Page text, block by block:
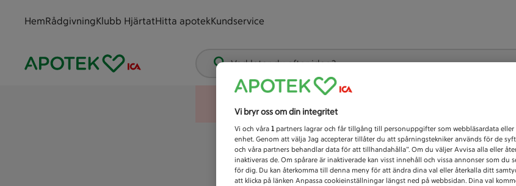
HemRådgivningKlubb HjärtatHitta apotekKundservice
Vad letar du efter idag?
Vi bryr oss om din integritet
Vi och våra 1 partners lagrar och får tillgång till personuppgifter som webbläsardata
enhet. Genom att välja Jag accepterar tillåter du att spårningstekniker används för de
och våra partners behandlar data för att tillhandahålla”. Om du väljer Avvisa alla eller
inaktiveras de. Om spårare är inaktiverade kan visst innehåll och vissa annonser som du
för dig. Du kan återkomma till denna meny för att ändra dina val eller återkalla ditt
att klicka på länken Anpassa cookieinställningar längst ned på webbsidan. Dina val